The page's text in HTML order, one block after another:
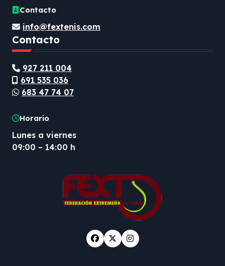
Contacto
info@fextenis.com
Contacto
927 211 004
691 535 036
683 47 74 07
Horario
Lunes a viernes
09:00 – 14:00 h